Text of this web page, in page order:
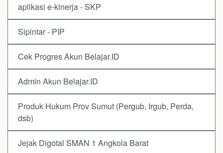
aplikasi e-kinerja - SKP
Sipintar - PIP
Cek Progres Akun Belajar.ID
Admin Akun Belajar.ID
Produk Hukum Prov Sumut (Pergub, Irgub, Perda,
dsb)
Jejak Digotal SMAN 1 Angkola Barat